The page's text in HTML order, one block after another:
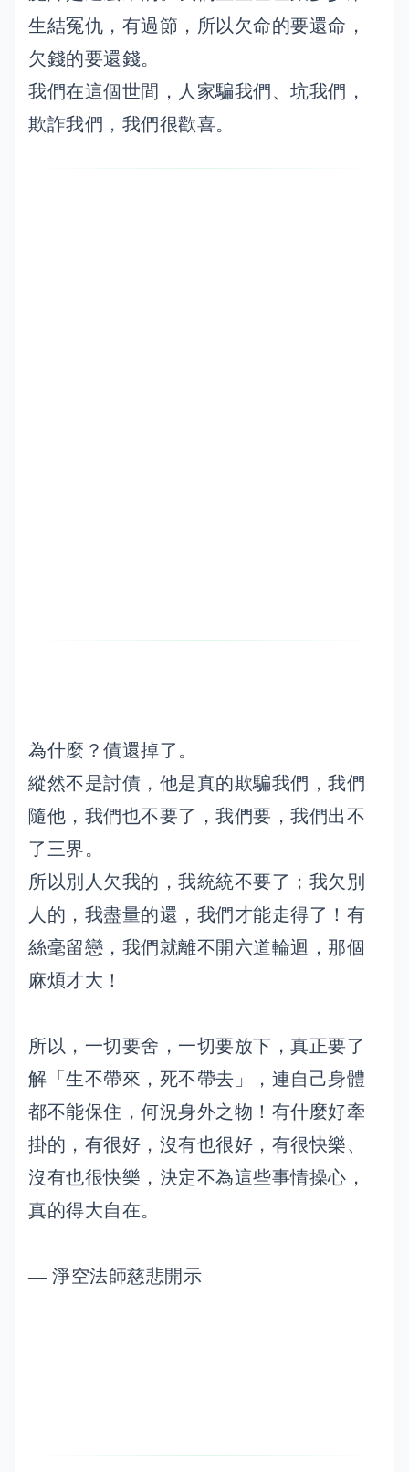
生結冤仇，有過節，所以欠命的要還命，
欠錢的要還錢。
我們在這個世間，人家騙我們、坑我們，
欺詐我們，我們很歡喜。
為什麼？債還掉了。
縱然不是討債，他是真的欺騙我們，我們
隨他，我們也不要了，我們要，我們出不
了三界。
所以別人欠我的，我統統不要了；我欠別
人的，我盡量的還，我們才能走得了！有
絲毫留戀，我們就離不開六道輪迴，那個
麻煩才大！
所以，一切要舍，一切要放下，真正要了
解「生不帶來，死不帶去」，連自己身體
都不能保住，何況身外之物！有什麼好牽
掛的，有很好，沒有也很好，有很快樂、
沒有也很快樂，決定不為這些事情操心，
真的得大自在。
— 淨空法師慈悲開示